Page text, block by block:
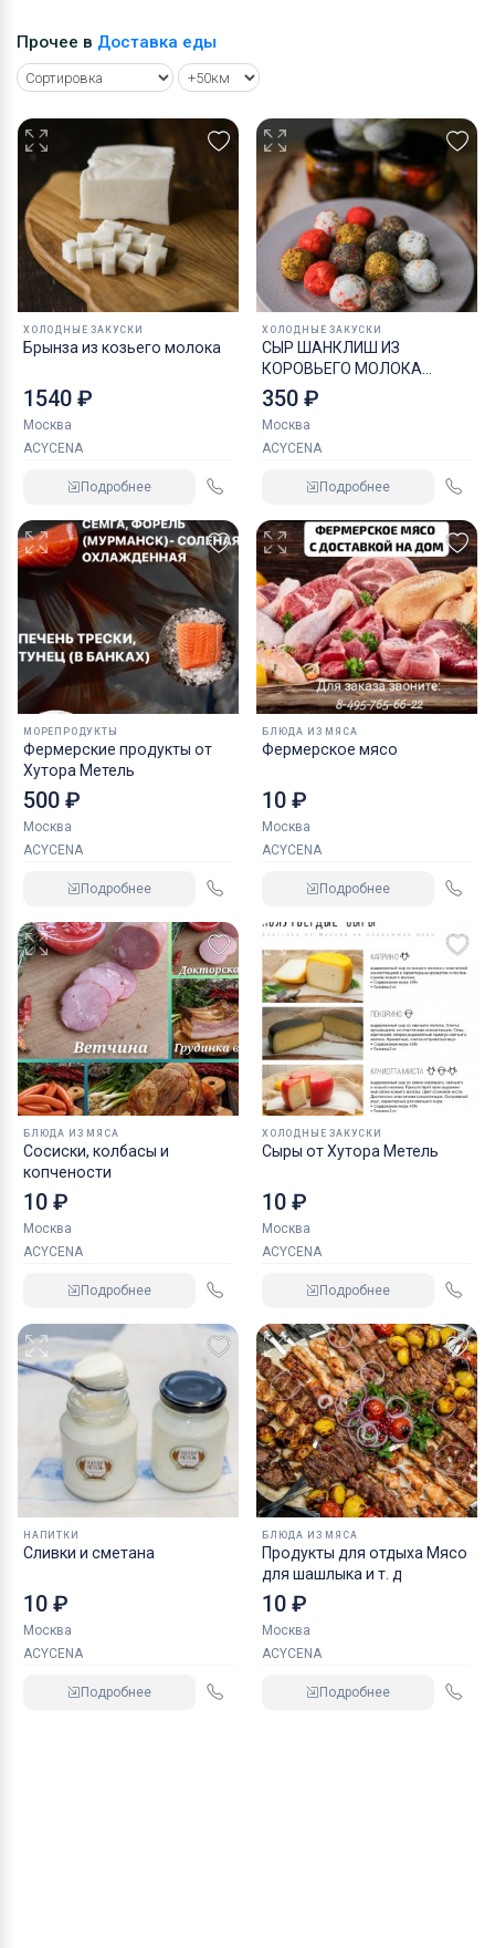
Прочее в Доставка еды
ХОЛОДНЫЕ ЗАКУСКИ
Брынза из козьего молока
1540 ₽
Москва
ACYCENA
Подробнее
ХОЛОДНЫЕ ЗАКУСКИ
СЫР ШАНКЛИШ ИЗ
КОРОВЬЕГО МОЛОКА
АССОРТИ
350 ₽
Москва
ACYCENA
Подробнее
МОРЕПРОДУКТЫ
Фермерские продукты от
Хутора Метель
500 ₽
Москва
ACYCENA
Подробнее
БЛЮДА ИЗ МЯСА
Фермерское мясо
10 ₽
Москва
ACYCENA
Подробнее
БЛЮДА ИЗ МЯСА
Сосиски, колбасы и
копчености
10 ₽
Москва
ACYCENA
Подробнее
ХОЛОДНЫЕ ЗАКУСКИ
Сыры от Хутора Метель
10 ₽
Москва
ACYCENA
Подробнее
НАПИТКИ
Сливки и сметана
10 ₽
Москва
ACYCENA
Подробнее
БЛЮДА ИЗ МЯСА
Продукты для отдыха Мясо
для шашлыка и т. д
10 ₽
Москва
ACYCENA
Подробнее